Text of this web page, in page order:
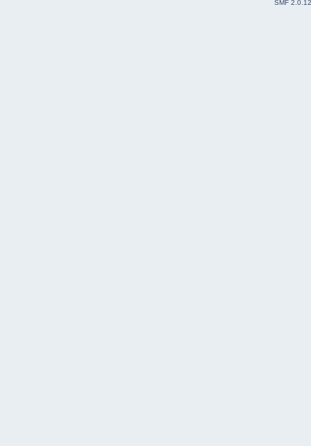
SMF 2.0.12